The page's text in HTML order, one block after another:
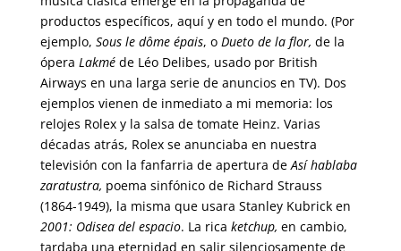
productos específicos, aquí y en todo el mundo. (Por
ejemplo, Sous le dôme épais, o Dueto de la flor, de la
ópera Lakméde Léo Delibes, usado por British
Airways en una larga serie de anuncios en TV). Dos
ejemplos vienen de inmediato a mi memoria: los
relojes Rolex y la salsa de tomate Heinz. Varias
décadas atrás, Rolex se anunciaba en nuestra
televisión con la fanfarria de apertura deAsí hablaba
zaratustra, poema sinfónico de Richard Strauss
(1864-1949), la misma que usara Stanley Kubrick en
2001: Odisea del espacio. La rica ketchup, en cambio,
tardaba una eternidad en salir silenciosamente de